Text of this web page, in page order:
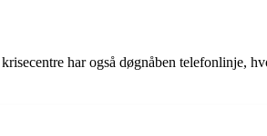
har også døgnåben telefonlinje,